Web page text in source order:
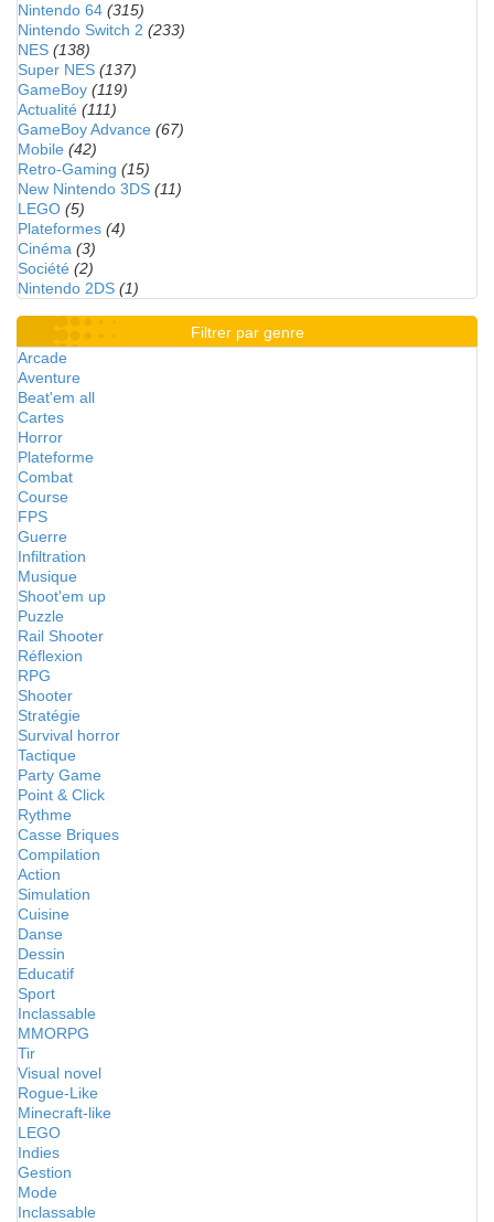
Nintendo 64 (315)
Nintendo Switch 2 (233)
NES (138)
Super NES (137)
GameBoy (119)
Actualité (111)
GameBoy Advance (67)
Mobile (42)
Retro-Gaming (15)
New Nintendo 3DS (11)
LEGO (5)
Plateformes (4)
Cinéma (3)
Société (2)
Nintendo 2DS (1)
Filtrer par genre
Arcade
Aventure
Beat'em all
Cartes
Horror
Plateforme
Combat
Course
FPS
Guerre
Infiltration
Musique
Shoot'em up
Puzzle
Rail Shooter
Réflexion
RPG
Shooter
Stratégie
Survival horror
Tactique
Party Game
Point & Click
Rythme
Casse Briques
Compilation
Action
Simulation
Cuisine
Danse
Dessin
Educatif
Sport
Inclassable
MMORPG
Tir
Visual novel
Rogue-Like
Minecraft-like
LEGO
Indies
Gestion
Mode
Inclassable